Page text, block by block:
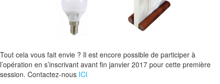
Tout cela vous fait envie ? Il est encore possible de participer à
l’opération en s’inscrivant avant fin janvier 2017 pour cette première
session. Contactez-nous ICI